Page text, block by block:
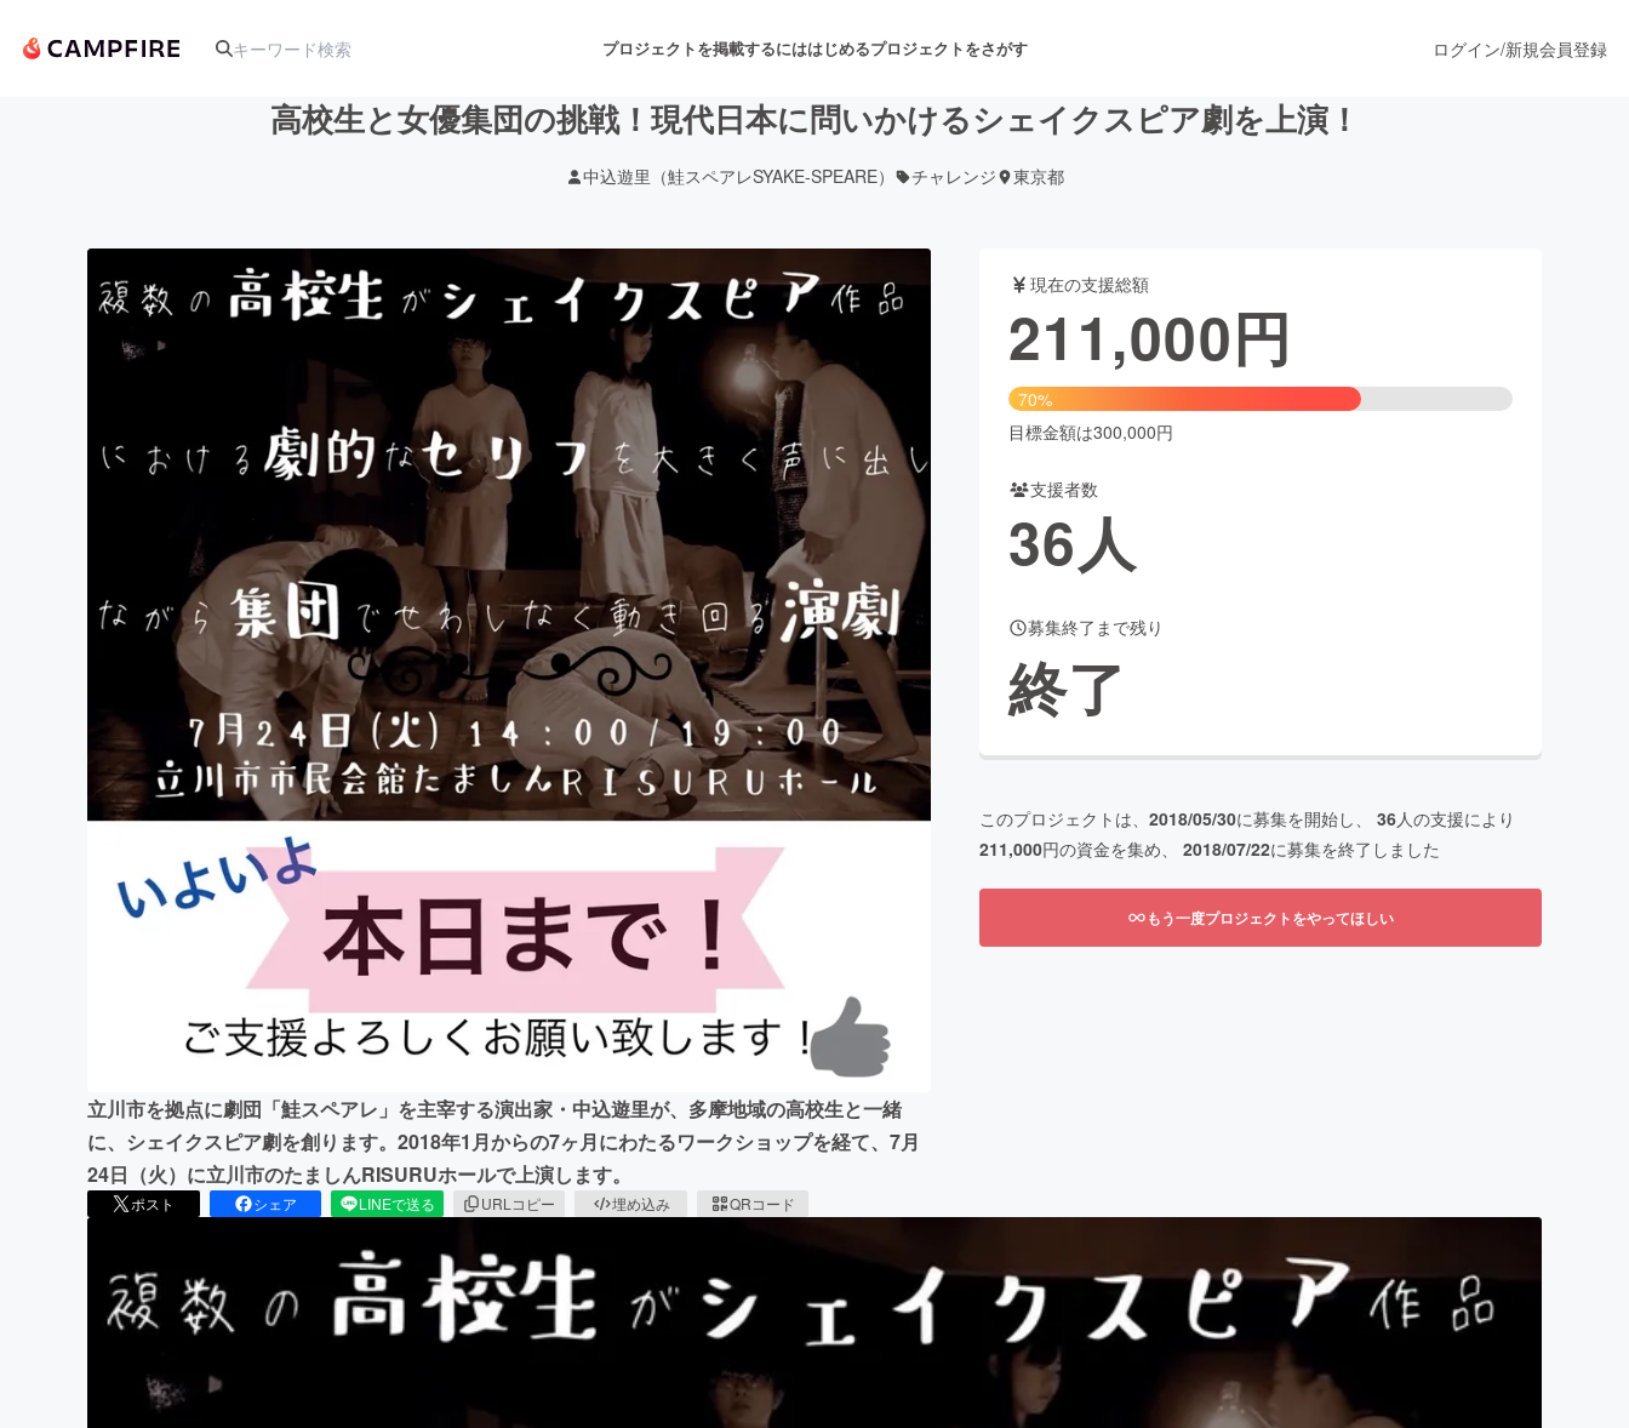
プロジェクトを掲載するにははじめるプロジェクトをさがす
アート・写真 音楽 舞台・パフォーマンス
テクノロジー・ガジェット ゲーム・サービス開発 フード・飲食店 ファッション
映像・映画 書籍・雑誌出版 アニメ・漫画
チャレンジ ビューティー・ヘルスケア
まちづくり・地域活性化
CAMPFIRE for Social GoodCAMPFIRE Creation
CAMPFIREふるさと納税machi-ya コミュニティ
ログイン/新規会員登録
高校生と女優集団の挑戦！現代日本に問いかけるシェイクスピア劇を上演！
中込遊里（鮭スペアレSYAKE-SPEARE） チャレンジ 東京都
立川市を拠点に劇団「鮭スペアレ」を主宰する演出家・中込遊里が、多摩地域の高校生と一緒
に、シェイクスピア劇を創ります。2018年1月からの7ヶ月にわたるワークショップを経て、7月
24日（火）に立川市のたましんRISURUホールで上演します。
ポスト シェア LINEで送る URLコピー 埋め込み QRコード
現在の支援総額
211,000円
70%
目標金額は300,000円
支援者数
36人
募集終了まで残り
終了
このプロジェクトは、 2018/05/30に募集を開始し、 36人の支援により
211,000円の資金を集め、 2018/07/22に募集を終了しました
もう一度プロジェクトをやってほしい